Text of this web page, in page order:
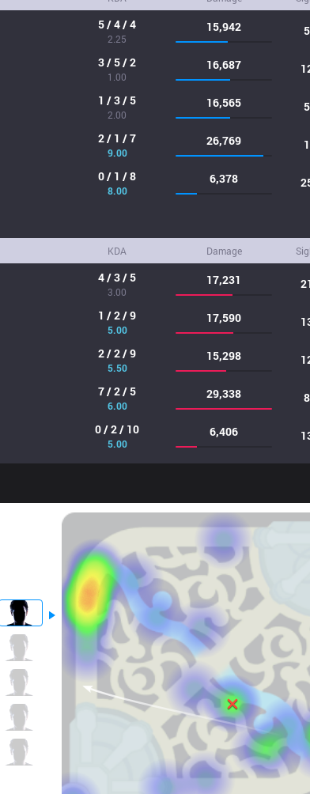
5 / 4 / 4
2.25
15,942 5
3 / 5 / 2
1.00
16,687
1 / 3 / 5
2.00
16,565 5
2 / 1 / 7
9.00
26,769 1
0 / 1 / 8
8.00
6,378
KDA Damage
4 / 3 / 5
3.00
17,231
1 / 2 / 9
5.00
17,590
2 / 2 / 9
5.50
15,298
7 / 2 / 5
6.00
29,338 8
0 / 2 / 10
5.00
6,406